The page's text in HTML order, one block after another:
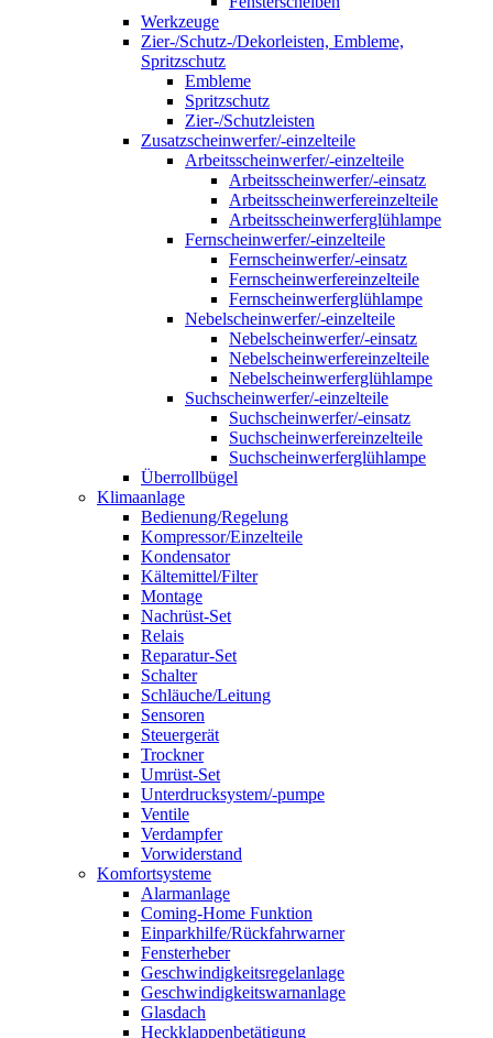
Werkzeuge
Zier-/Schutz-/Dekorleisten, Embleme,
Spritzschutz
Embleme
Spritzschutz
Zier-/Schutzleisten
Zusatzscheinwerfer/-einzelteile
Arbeitsscheinwerfer/-einzelteile
Arbeitsscheinwerfer/-einsatz
Arbeitsscheinwerfereinzelteile
Arbeitsscheinwerferglühlampe
Fernscheinwerfer/-einzelteile
Fernscheinwerfer/-einsatz
Fernscheinwerfereinzelteile
Fernscheinwerferglühlampe
Nebelscheinwerfer/-einzelteile
Nebelscheinwerfer/-einsatz
Nebelscheinwerfereinzelteile
Nebelscheinwerferglühlampe
Suchscheinwerfer/-einzelteile
Suchscheinwerfer/-einsatz
Suchscheinwerfereinzelteile
Suchscheinwerferglühlampe
Überrollbügel
Klimaanlage
Bedienung/Regelung
Kompressor/Einzelteile
Kondensator
Kältemittel/Filter
Montage
Nachrüst-Set
Relais
Reparatur-Set
Schalter
Schläuche/Leitung
Sensoren
Steuergerät
Trockner
Umrüst-Set
Unterdrucksystem/-pumpe
Ventile
Verdampfer
Vorwiderstand
Komfortsysteme
Alarmanlage
Coming-Home Funktion
Einparkhilfe/Rückfahrwarner
Fensterheber
Geschwindigkeitsregelanlage
Geschwindigkeitswarnanlage
Glasdach
Heckklappenbetätigung